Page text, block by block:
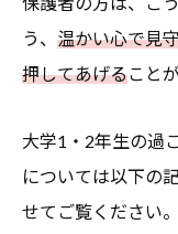
う、 温かい心で見
押してあげること
大学1・2年生の過
については以下の
せてご覧ください。